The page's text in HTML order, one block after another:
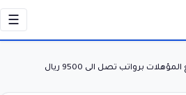
☰
برواتب تصل الى 9500 ريال